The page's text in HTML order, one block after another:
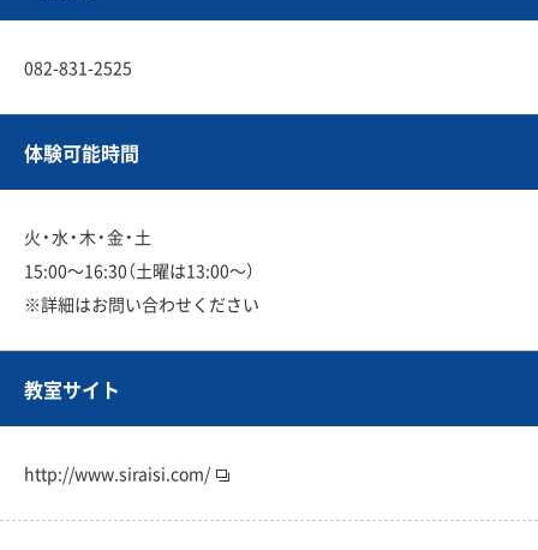
082-831-2525
体験可能時間
火・水・木・金・土
15:00〜16:30（土曜は13:00〜）
※詳細はお問い合わせください
教室サイト
http://www.siraisi.com/